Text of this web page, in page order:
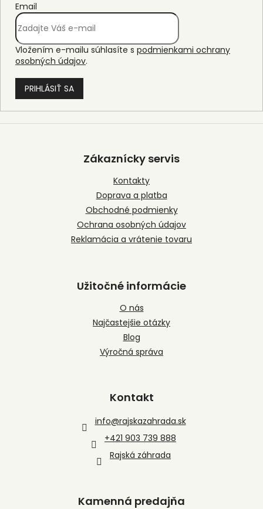
Email
Vložením e-mailu súhlasíte s podmienkami ochrany
osobných údajov.
PRIHLÁSIŤ SA
Z
Zákaznícky servis
Kontakty
Doprava a platba
Obchodné podmienky
Ochrana osobných údajov
Reklamácia a vrátenie tovaru
Užitočné informácie
O nás
Najčastejšie otázky
Blog
Výročná správa
Kontakt
info@rajskazahrada.sk
+421 903 739 888
Rajská záhrada
Kamenná predajňa